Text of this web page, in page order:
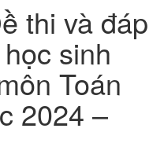
thi và đáp
sinh
Toán
2024 –